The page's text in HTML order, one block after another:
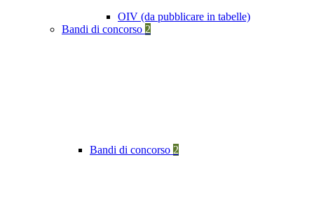
OIV (da pubblicare in tabelle)
Bandi di concorso 2
Bandi di concorso 2